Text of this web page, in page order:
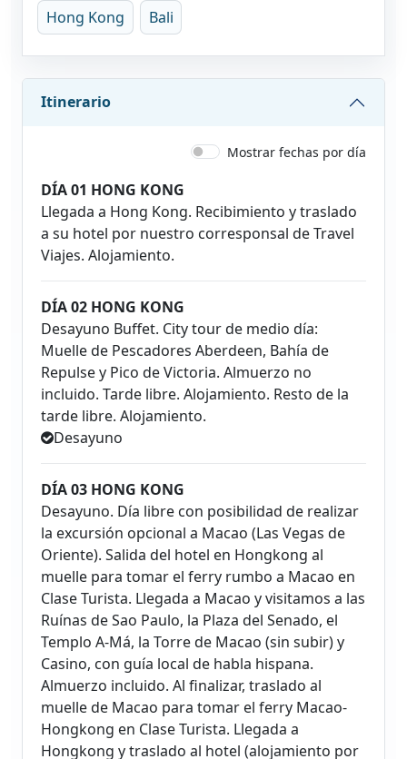
Hong Kong Bali
Itinerario
Mostrar fechas por día
DÍA 01 HONG KONG
Llegada a Hong Kong. Recibimiento y traslado
a su hotel por nuestro corresponsal de Travel
Viajes. Alojamiento.
DÍA 02 HONG KONG
Desayuno Buffet. City tour de medio día:
Muelle de Pescadores Aberdeen, Bahía de
Repulse y Pico de Victoria. Almuerzo no
incluido. Tarde libre. Alojamiento. Resto de la
tarde libre. Alojamiento.
Desayuno
DÍA 03 HONG KONG
Desayuno. Día libre con posibilidad de realizar
la excursión opcional a Macao (Las Vegas de
Oriente). Salida del hotel en Hongkong al
muelle para tomar el ferry rumbo a Macao en
Clase Turista. Llegada a Macao y visitamos a las
Ruínas de Sao Paulo, la Plaza del Senado, el
Templo A-Má, la Torre de Macao (sin subir) y
Casino, con guía local de habla hispana.
Almuerzo incluido. Al finalizar, traslado al
muelle de Macao para tomar el ferry Macao-
Hongkong en Clase Turista. Llegada a
Hongkong y traslado al hotel (alojamiento por